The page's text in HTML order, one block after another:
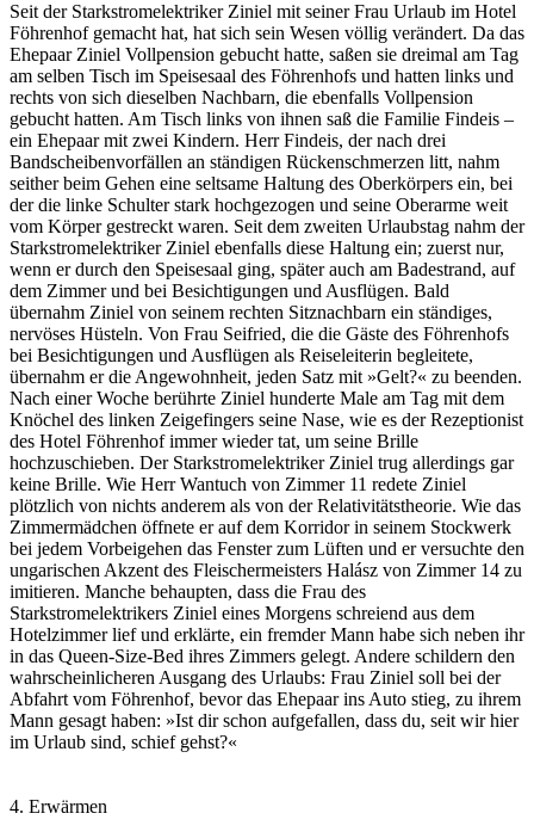
Seit der Starkstromelektriker Ziniel mit seiner Frau Urlaub im Hotel
Föhrenhof gemacht hat, hat sich sein Wesen völlig verändert. Da das
Ehepaar Ziniel Vollpension gebucht hatte, saßen sie dreimal am Tag
am selben Tisch im Speisesaal des Föhrenhofs und hatten links und
rechts von sich dieselben Nachbarn, die ebenfalls Vollpension
gebucht hatten. Am Tisch links von ihnen saß die Familie Findeis –
ein Ehepaar mit zwei Kindern. Herr Findeis, der nach drei
Bandscheibenvorfällen an ständigen Rückenschmerzen litt, nahm
seither beim Gehen eine seltsame Haltung des Oberkörpers ein, bei
der die linke Schulter stark hochgezogen und seine Oberarme weit
vom Körper gestreckt waren. Seit dem zweiten Urlaubstag nahm der
Starkstromelektriker Ziniel ebenfalls diese Haltung ein; zuerst nur,
wenn er durch den Speisesaal ging, später auch am Badestrand, auf
dem Zimmer und bei Besichtigungen und Ausflügen. Bald
übernahm Ziniel von seinem rechten Sitznachbarn ein ständiges,
nervöses Hüsteln. Von Frau Seifried, die die Gäste des Föhrenhofs
bei Besichtigungen und Ausflügen als Reiseleiterin begleitete,
übernahm er die Angewohnheit, jeden Satz mit »Gelt?« zu beenden.
Nach einer Woche berührte Ziniel hunderte Male am Tag mit dem
Knöchel des linken Zeigefingers seine Nase, wie es der Rezeptionist
des Hotel Föhrenhof immer wieder tat, um seine Brille
hochzuschieben. Der Starkstromelektriker Ziniel trug allerdings gar
keine Brille. Wie Herr Wantuch von Zimmer 11 redete Ziniel
plötzlich von nichts anderem als von der Relativitätstheorie. Wie das
Zimmermädchen öffnete er auf dem Korridor in seinem Stockwerk
bei jedem Vorbeigehen das Fenster zum Lüften und er versuchte den
ungarischen Akzent des Fleischermeisters Halász von Zimmer 14 zu
imitieren. Manche behaupten, dass die Frau des
Starkstromelektrikers Ziniel eines Morgens schreiend aus dem
Hotelzimmer lief und erklärte, ein fremder Mann habe sich neben ihr
in das Queen-Size-Bed ihres Zimmers gelegt. Andere schildern den
wahrscheinlicheren Ausgang des Urlaubs: Frau Ziniel soll bei der
Abfahrt vom Föhrenhof, bevor das Ehepaar ins Auto stieg, zu ihrem
Mann gesagt haben: »Ist dir schon aufgefallen, dass du, seit wir hier
im Urlaub sind, schief gehst?«
4. Erwärmen